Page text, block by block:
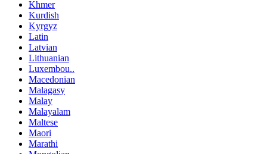
Khmer
Kurdish
Kyrgyz
Latin
Latvian
Lithuanian
Luxembou..
Macedonian
Malagasy
Malay
Malayalam
Maltese
Maori
Marathi